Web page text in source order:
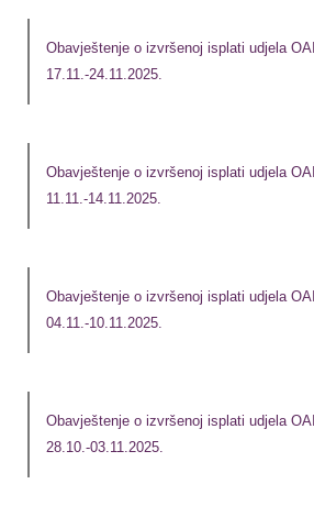
Obavještenje o izvršenoj isplati udjela
17.11.-24.11.2025.
Obavještenje o izvršenoj isplati udjela
11.11.-14.11.2025.
Obavještenje o izvršenoj isplati udjela
04.11.-10.11.2025.
Obavještenje o izvršenoj isplati udjela
28.10.-03.11.2025.